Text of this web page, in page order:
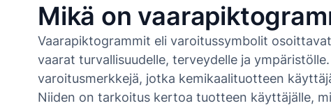
Mikä on
Vaarapiktogrammit eli varoitussymbolit
vaarat turvallisuudelle, terveydelle ja
varoitusmerkkejä, jotka kemikaalituotteen
Niiden on tarkoitus kertoa tuotteen käyttäjälle,